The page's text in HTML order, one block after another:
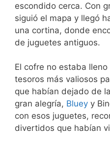
escondido cerca. Con
siguió el mapa y llegó
una cortina, donde
de juguetes antiguos.
El cofre no estaba
tesoros más valiosos
que habían dejado de
gran alegría, Bluey y
con esos juguetes,
divertidos que habían